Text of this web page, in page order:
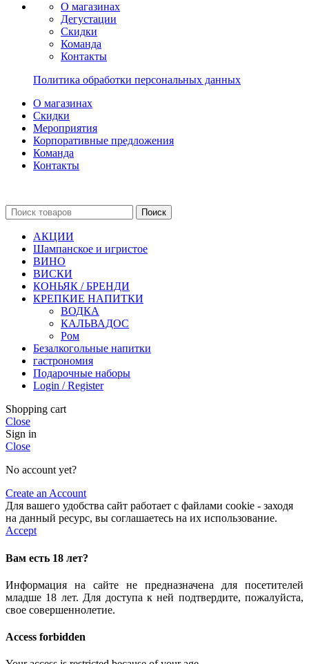
О магазинах
Дегустации
Скидки
Команда
Контакты
Политика обработки персональных данных
О магазинах
Скидки
Мероприятия
Корпоративные предложения
Команда
Контакты
Поиск
АКЦИИ
Шампанское и игристое
ВИНО
ВИСКИ
КОНЬЯК / БРЕНДИ
КРЕПКИЕ НАПИТКИ
ВОДКА
КАЛЬВАДОС
Ром
Безалкогольные напитки
гастрономия
Подарочные наборы
Login / Register
Shopping cart
Close
Sign in
Close
No account yet?
Create an Account
Для вашего удобства сайт работает с файлами cookie - заходя
на данный ресурс, вы соглашаетесь на их использование.
Accept
Вам есть 18 лет?
Информация на сайте не предназначена для посетителей
младше 18 лет. Для доступа к ней подтвердите, пожалуйста,
свое совершеннолетие.
Access forbidden